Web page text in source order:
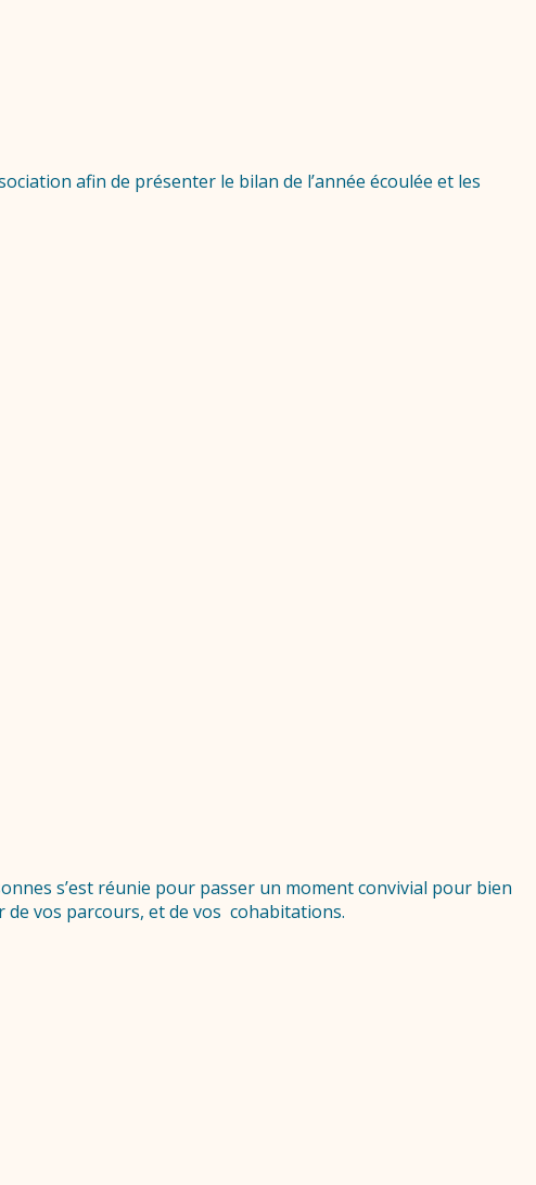
afin de présenter le bilan de l’année écoulée et les
s’est réunie pour passer un moment convivial pour bien
de vos parcours, et de vos cohabitations.